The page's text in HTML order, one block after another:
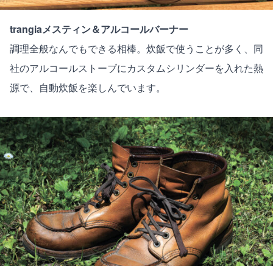
trangiaメスティン＆アルコールバーナー
調理全般なんでもできる相棒。炊飯で使うことが多く、同
社のアルコールストーブにカスタムシリンダーを入れた熱
源で、自動炊飯を楽しんでいます。